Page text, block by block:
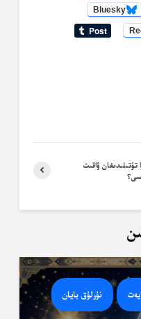
Bluesky
تۇتىلىدىغان ۋاقىت
نۇرلۇق بايان